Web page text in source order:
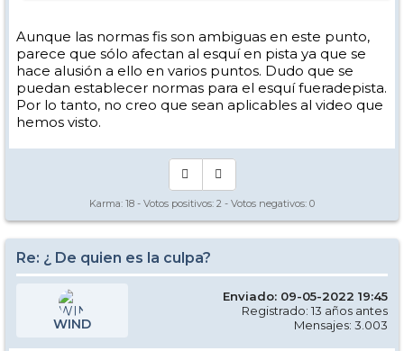
porque no es una trayectoria normal
Aunque las normas fis son ambiguas en este punto,
parece que sólo afectan al esquí en pista ya que se
hace alusión a ello en varios puntos. Dudo que se
puedan establecer normas para el esquí fueradepista.
Por lo tanto, no creo que sean aplicables al video que
hemos visto.
Karma: 18 - Votos positivos: 2 - Votos negativos: 0
Re: ¿ De quien es la culpa?
WIND
Enviado: 09-05-2022 19:45
Registrado: 13 años antes
Mensajes: 3.003